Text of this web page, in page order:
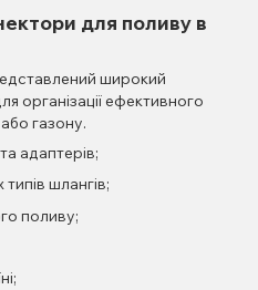
для поливу в
широкий
організації ефективного
газону.
адаптерів;
шлангів;
поливу;